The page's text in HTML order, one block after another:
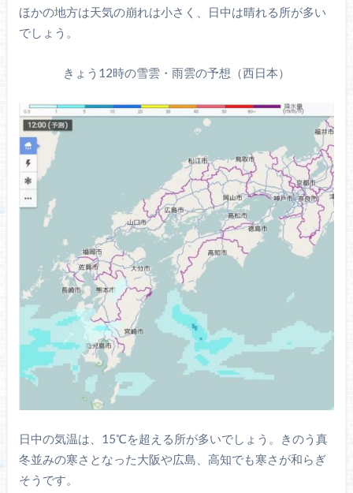
ほかの地方は天気の崩れは小さく、日中は晴れる所が多い
でしょう。
きょう12時の雪雲・雨雲の予想（西日本）
日中の気温は、15℃を超える所が多いでしょう。きのう真
冬並みの寒さとなった大阪や広島、高知でも寒さが和らぎ
そうです。